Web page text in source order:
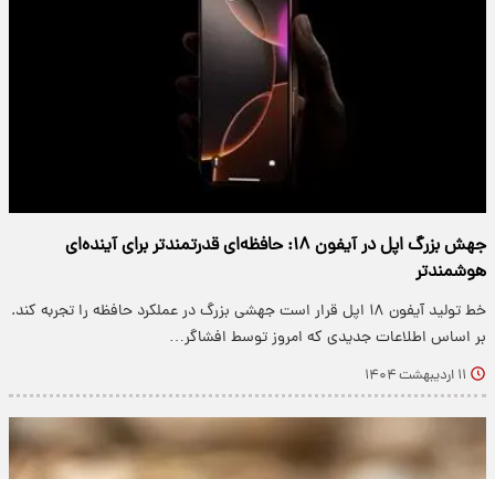
جهش بزرگ اپل در آیفون ۱۸: حافظه‌ای قدرتمندتر برای آینده‌ای
هوشمندتر
خط تولید آیفون ۱۸ اپل قرار است جهشی بزرگ در عملکرد حافظه را تجربه کند.
بر اساس اطلاعات جدیدی که امروز توسط افشاگر…
۱۱ اردیبهشت ۱۴۰۴